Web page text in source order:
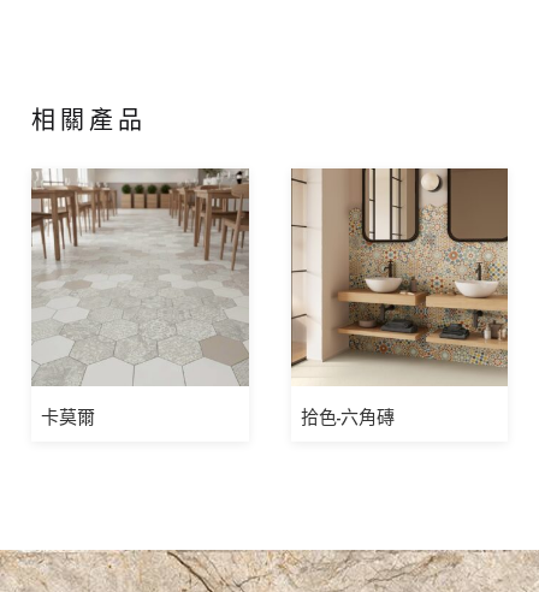
相關產品
卡莫爾 拾色-六角磚